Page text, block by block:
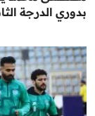
بدوري الدرجة